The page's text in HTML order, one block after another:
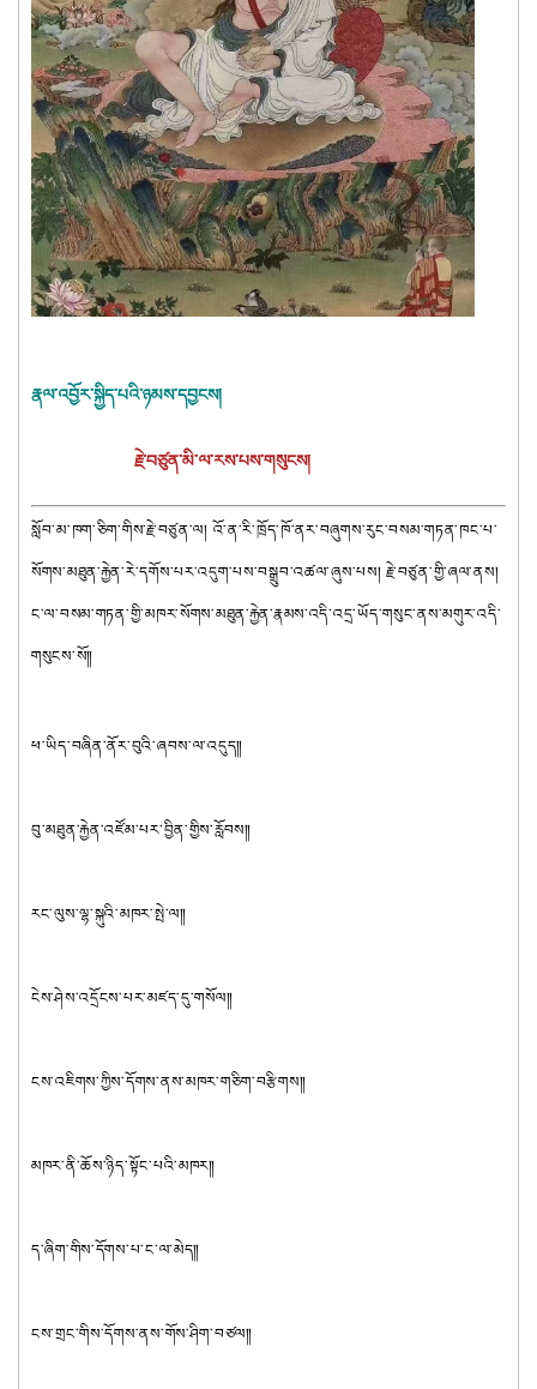
རྣལ་འབྱོར་སྐྱིད་པའི་ཉམས་དབྱངས།
རྗེ་བཙུན་མི་ལ་རས་པས་གསུངས།
སློབ་མ་ཁག་ཅིག་གིས་རྗེ་བཙུན་ལ། འོ་ན་རི་ཁྲོད་ཁོ་ནར་བཞུགས་རུང་བསམ་གཏན་ཁང་པ་
སོགས་མཐུན་རྐྱེན་རེ་དགོས་པར་འདུག་པས་བསྒྲུབ་འཚལ་ཞུས་པས། རྗེ་བཙུན་གྱི་ཞལ་ནས།
ང་ལ་བསམ་གཏན་གྱི་མཁར་སོགས་མཐུན་རྐྱེན་རྣམས་འདི་འདྲ་ཡོད་གསུང་ནས་མགུར་འདི་
གསུངས་སོ༎
ཕ་ཡིད་བཞིན་ནོར་བུའི་ཞབས་ལ་འདུད༎
བུ་མཐུན་རྐྱེན་འཛོམ་པར་བྱིན་གྱིས་རློབས༎
རང་ལུས་ལྷ་སྐུའི་མཁར་སྤེ་ལ༎
ངེས་ཤེས་འདྲོངས་པར་མཛད་དུ་གསོལ༎
ངས་འཇིགས་ཀྱིས་དོགས་ནས་མཁར་གཅིག་བརྩིགས༎
མཁར་ནི་ཆོས་ཉིད་སྟོང་པའི་མཁར༎
ད་ཞིག་གིས་དོགས་པ་ང་ལ་མེད༎
ངས་གྲང་གིས་དོགས་ནས་གོས་ཤིག་བཙལ༎